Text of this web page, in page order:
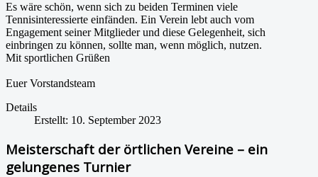
Es wäre schön, wenn sich zu beiden Terminen viele
Tennisinteressierte einfänden. Ein Verein lebt auch vom
Engagement seiner Mitglieder und diese Gelegenheit, sich
einbringen zu können, sollte man, wenn möglich, nutzen.
Mit sportlichen Grüßen
Euer Vorstandsteam
Details
Erstellt: 10. September 2023
Meisterschaft der örtlichen Vereine – ein
gelungenes Turnier